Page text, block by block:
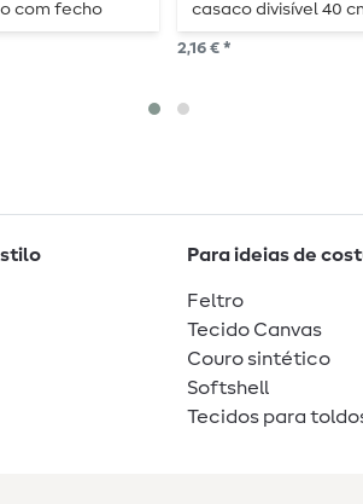
com fecho
75 cm
casaco divisível 40
2,16 € *
Para ideias de
Feltro
Tecido Canvas
Couro sintético
Softshell
Tecidos para